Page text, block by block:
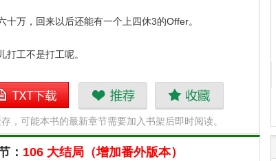
十万，回来以后还能有一个上四休3的Offer。
打工不是打工呢。
中，她很快找到了大反派，以后这位大反派就是她的工作
求:能一起摸鱼，能一起吃饭，能一起骂老板，这里当然就
。
反派是我的工作
txt下载
推荐 收藏
，可能本书的最新章节需要加入书架后即时阅读。
： 106 大结局（增加番外版本）